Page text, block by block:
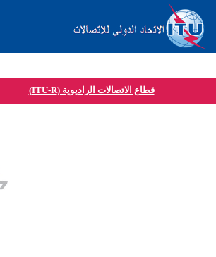
قطاع الاتصالات الراديوية (ITU-R)